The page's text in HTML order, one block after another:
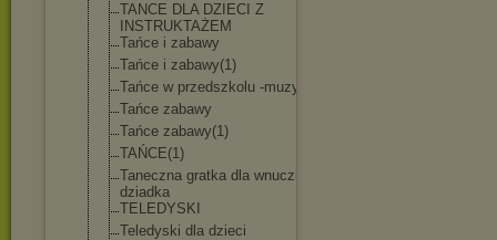
TANCE DLA DZIECI Z
INSTRUKTAŻEM
Tańce i zabawy
Tańce i zabawy(1)
Tańce w przedszkolu -muzyka
Tańce zabawy
Tańce zabawy(1)
TAŃCE(1)
Taneczna gratka dla wnuczka i
dziadka
TELEDYSKI
Teledyski dla dzieci